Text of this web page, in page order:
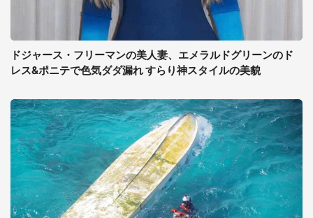
ドジャース・フリーマンの美人妻、エメラルドグリーンのド
レス&ポニテで色気ダダ漏れ すらり神スタイルの美貌